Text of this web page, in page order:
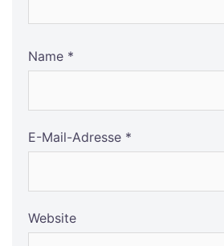
Name *
E-Mail-Adresse *
Website